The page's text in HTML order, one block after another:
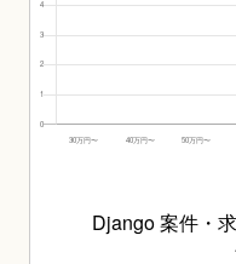
Django 案件・